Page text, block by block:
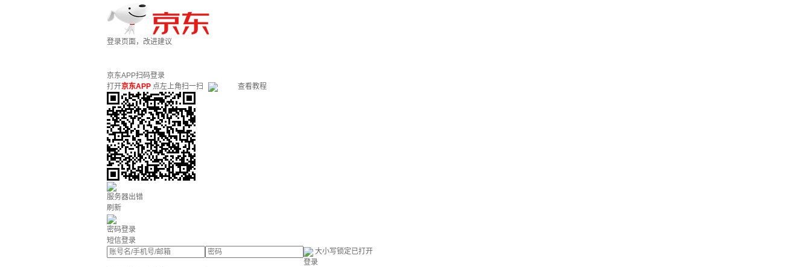
登录页面，改进建议
京东APP扫码登录
打开京东APP 点左上角扫一扫 查看教程
服务器出错
刷新
密码登录
短信登录
大小写锁定已打开
登录